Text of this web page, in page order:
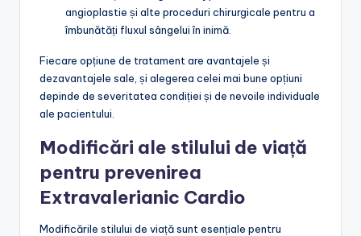
angioplastie și alte proceduri chirurgicale pentru a
îmbunătăți fluxul sângelui în inimă.
Fiecare opțiune de tratament are avantajele și
dezavantajele sale, și alegerea celei mai bune opțiuni
depinde de severitatea condiției și de nevoile individuale
ale pacientului.
Modificări ale stilului de viață
pentru prevenirea
Extravalerianic Cardio
Modificările stilului de viață sunt esențiale pentru